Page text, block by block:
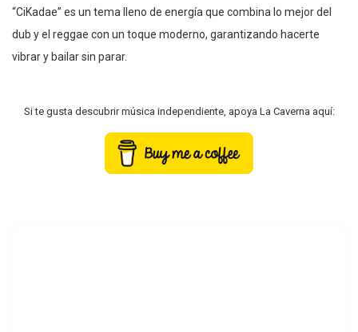
“CiKadae” es un tema lleno de energía que combina lo mejor del
dub y el reggae con un toque moderno, garantizando hacerte
vibrar y bailar sin parar.
Si te gusta descubrir música independiente, apoya La Caverna aquí: